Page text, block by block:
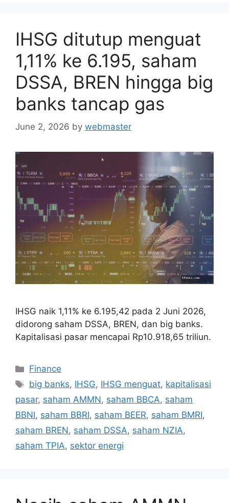
IHSG ditutup menguat
1,11% ke 6.195, saham
DSSA, BREN hingga big
banks tancap gas
June 2, 2026 by webmaster
IHSG naik 1,11% ke 6.195,42 pada 2 Juni 2026,
didorong saham DSSA, BREN, dan big banks.
Kapitalisasi pasar mencapai Rp10.918,65 triliun.
Categories
Finance
Tags
big banks, IHSG, IHSG menguat, kapitalisasi
pasar, saham AMMN, saham BBCA, saham
BBNI, saham BBRI, saham BEER, saham BMRI,
saham BREN, saham DSSA, saham NZIA,
saham TPIA, sektor energi